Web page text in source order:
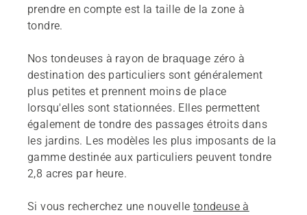
prendre en compte est la taille de la zone à
tondre.
Nos tondeuses à rayon de braquage zéro à
destination des particuliers sont généralement
plus petites et prennent moins de place
lorsqu'elles sont stationnées. Elles permettent
également de tondre des passages étroits dans
les jardins. Les modèles les plus imposants de la
gamme destinée aux particuliers peuvent tondre
2,8 acres par heure.
Si vous recherchez une nouvelle tondeuse à